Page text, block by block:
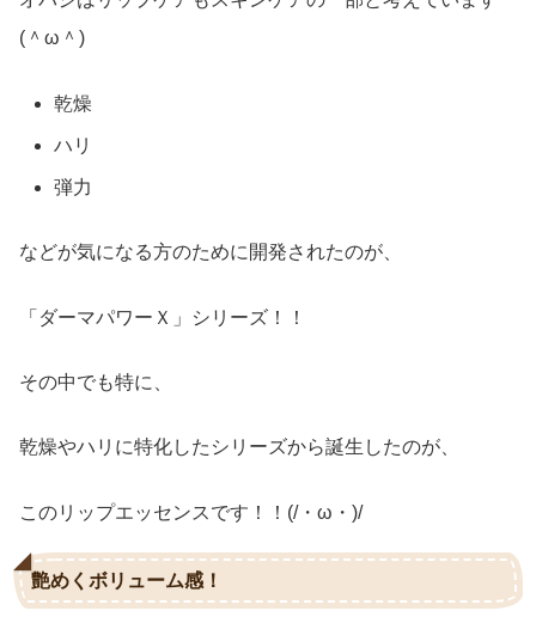
(＾ω＾)
乾燥
ハリ
弾力
などが気になる方のために開発されたのが、
「ダーマパワーＸ」シリーズ！！
その中でも特に、
乾燥やハリに特化したシリーズから誕生したのが、
このリップエッセンスです！！(/・ω・)/
艶めくボリューム感！